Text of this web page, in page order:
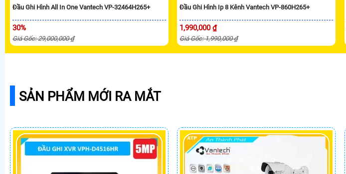
Đầu Ghi Hình All In One Vantech VP-32464H265+
30%
Giá Gốc: 29,000,000 ₫
Đầu Ghi Hình Ip 8 Kênh Vantech VP-860H265+
1,990,000 ₫
Giá Gốc: 1,990,000 ₫
SẢN PHẨM MỚI RA MẮT